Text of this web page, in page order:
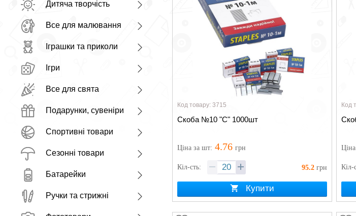
Дитяча творчість
Все для малювання
Іграшки та приколи
Ігри
Все для свята
Подарунки, сувеніри
Спортивні товари
Сезонні товари
Батарейки
Ручки та стрижні
Код товару: 3715
Скоба №10 "С" 1000шт
Ціна за шт: 4.76 грн
Кіл-сть: 95.2 грн
Купити
Код
Ціна
Кіл-